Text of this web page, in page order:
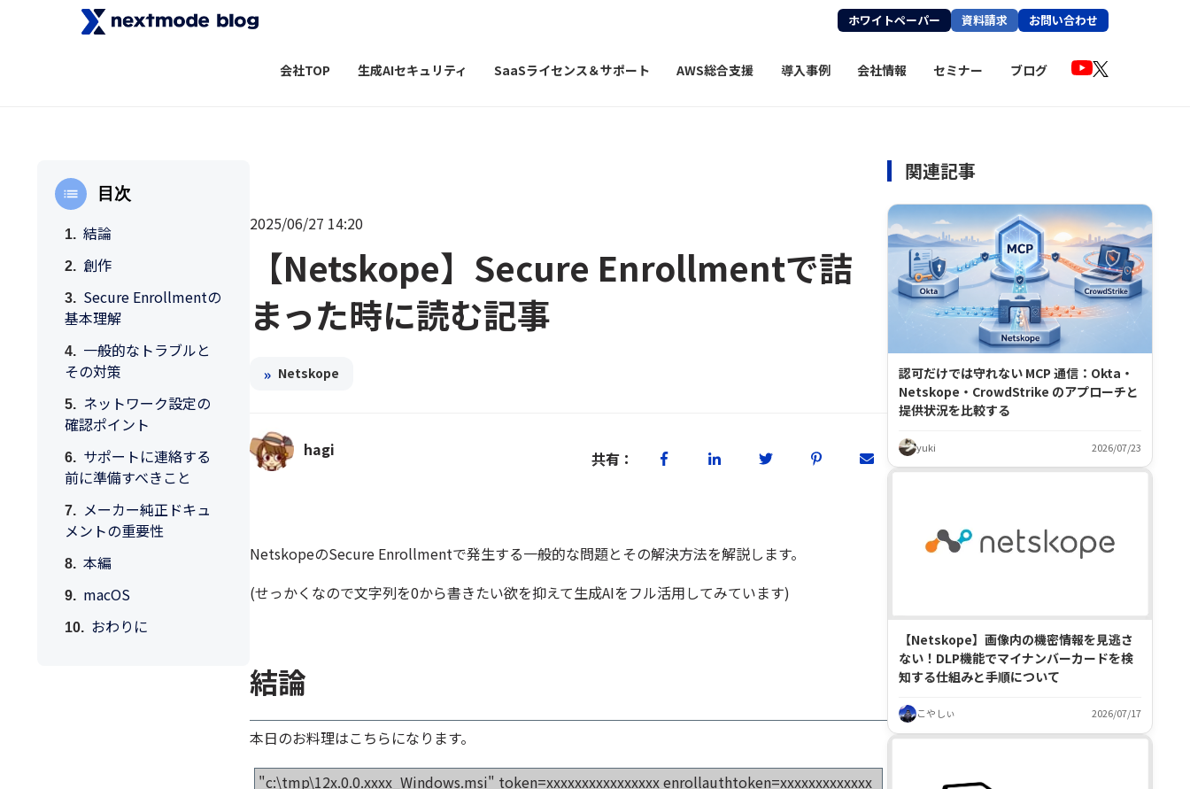
ホワイトペーパー 資料請求 お問い合わせ
会社TOP 生成AIセキュリティ SaaSライセンス＆サポート AWS総合支援 導入事例 会社情報 セミナー ブログ
目次
結論
創作
Secure Enrollmentの
基本理解
一般的なトラブルと
その対策
ネットワーク設定の
確認ポイント
サポートに連絡する
前に準備すべきこと
メーカー純正ドキュ
メントの重要性
本編
macOS
おわりに
2025/06/27 14:20
【Netskope】Secure Enrollmentで詰
まった時に読む記事
» Netskope
hagi 共有：
NetskopeのSecure Enrollmentで発生する一般的な問題とその解決方法を解説します。
(せっかくなので文字列を0から書きたい欲を抑えて生成AIをフル活用してみています)
結論
本日のお料理はこちらになります。
"c:\tmp\12x.0.0.xxxx_Windows.msi" token=xxxxxxxxxxxxxxxx enrollauthtoken=xxxxxxxxxxxxx
関連記事
認可だけでは守れない MCP 通信：Okta・
Netskope・CrowdStrike のアプローチと
提供状況を比較する
yuki 2026/07/23
【Netskope】画像内の機密情報を見逃さ
ない！DLP機能でマイナンバーカードを検
知する仕組みと手順について
こやしぃ 2026/07/17